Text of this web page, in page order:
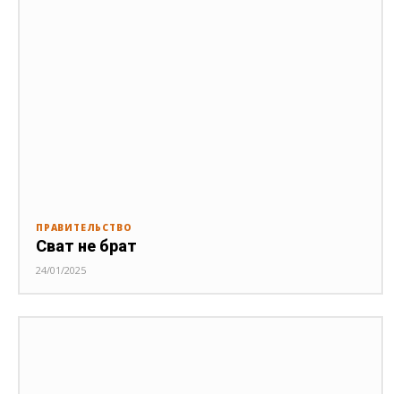
ПРАВИТЕЛЬСТВО
Сват не брат
24/01/2025